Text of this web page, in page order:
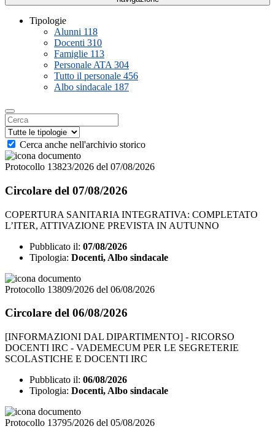
Tipologie
Alunni 118
Docenti 310
Famiglie 113
Personale ATA 304
Tutto il personale 456
Albo sindacale 187
Cerca anche nell'archivio storico
Protocollo 13823/2026 del 07/08/2026
Circolare del 07/08/2026
COPERTURA SANITARIA INTEGRATIVA: COMPLETATO
L’ITER, ATTIVAZIONE PREVISTA IN AUTUNNO
Pubblicato il: 07/08/2026
Tipologia: Docenti, Albo sindacale
Protocollo 13809/2026 del 06/08/2026
Circolare del 06/08/2026
[INFORMAZIONI DAL DIPARTIMENTO] - RICORSO
DOCENTI IRC - VADEMECUM PER LE SEGRETERIE
SCOLASTICHE E DOCENTI IRC
Pubblicato il: 06/08/2026
Tipologia: Docenti, Albo sindacale
Protocollo 13795/2026 del 05/08/2026